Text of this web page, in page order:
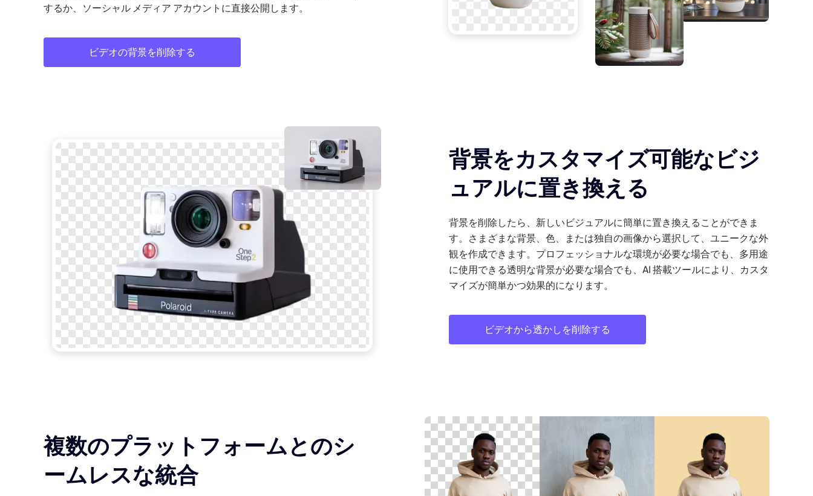
するか、ソーシャル メディア アカウントに直接公開します。
ビデオの背景を削除する
背景をカスタマイズ可能なビジ
ュアルに置き換える
背景を削除したら、新しいビジュアルに簡単に置き換えることができま
す。さまざまな背景、色、または独自の画像から選択して、ユニークな外
観を作成できます。プロフェッショナルな環境が必要な場合でも、多用途
に使用できる透明な背景が必要な場合でも、AI 搭載ツールにより、カスタ
マイズが簡単かつ効果的になります。
ビデオから透かしを削除する
複数のプラットフォームとのシ
ームレスな統合